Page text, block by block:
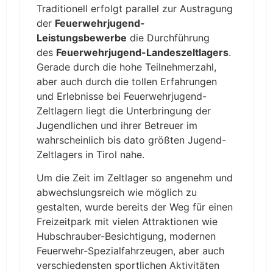
Traditionell erfolgt parallel zur Austragung
der Feuerwehrjugend-
Leistungsbewerbe die Durchführung
des Feuerwehrjugend-Landeszeltlagers.
Gerade durch die hohe Teilnehmerzahl,
aber auch durch die tollen Erfahrungen
und Erlebnisse bei Feuerwehrjugend-
Zeltlagern liegt die Unterbringung der
Jugendlichen und ihrer Betreuer im
wahrscheinlich bis dato größten Jugend-
Zeltlagers in Tirol nahe.
Um die Zeit im Zeltlager so angenehm und
abwechslungsreich wie möglich zu
gestalten, wurde bereits der Weg für einen
Freizeitpark mit vielen Attraktionen wie
Hubschrauber-Besichtigung, modernen
Feuerwehr-Spezialfahrzeugen, aber auch
verschiedensten sportlichen Aktivitäten